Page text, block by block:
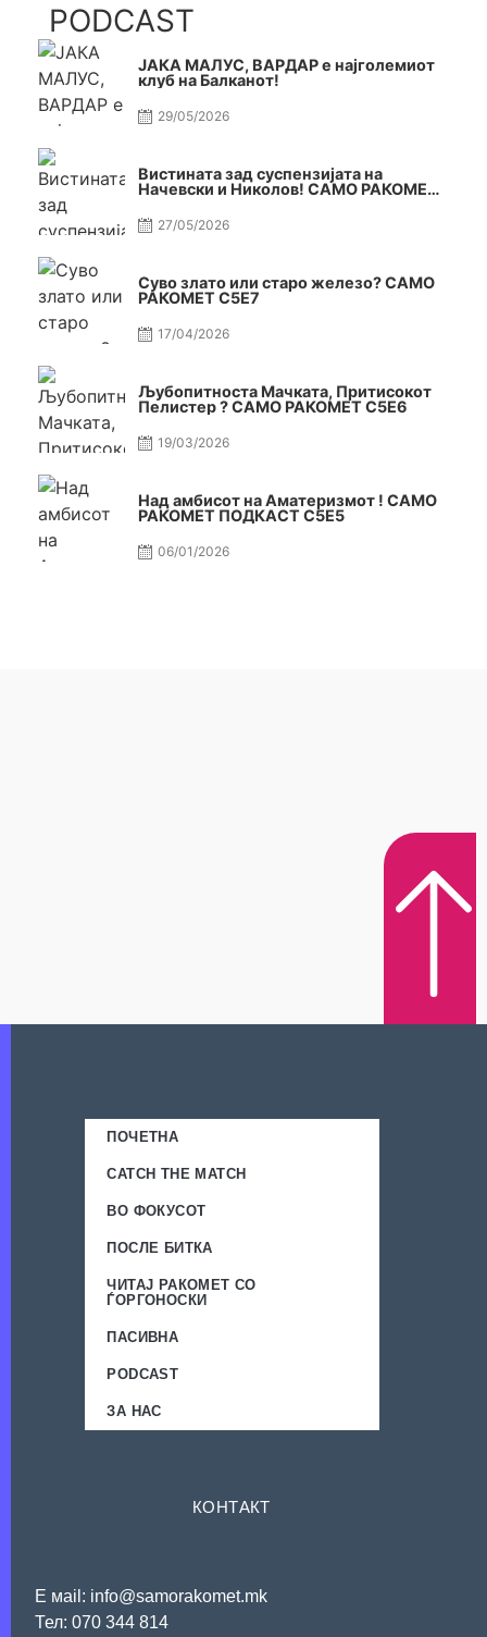
PODCAST
ЈАКА МАЛУС, ВАРДАР е најголемиот
клуб на Балканот!
29/05/2026
Вистината зад суспензијата на
Начевски и Николов! САМО РАКОМЕТ
27/05/2026
Суво злато или старо железо? САМО
РАКОМЕТ С5Е7
17/04/2026
Љубопитноста Мачката, Притисокот
Пелистер ? САМО РАКОМЕТ С5Е6
19/03/2026
Над амбисот на Аматеризмот ! САМО
РАКОМЕТ ПОДКАСТ С5E5
06/01/2026
ПОЧЕТНА
CATCH THE MATCH
ВО ФОКУСОТ
ПОСЛЕ БИТКА
ЧИТАЈ РАКОМЕТ СО
ЃОРГОНОСКИ
ПАСИВНА
PODCAST
ЗА НАС
КОНТАКТ
Е мail: info@samorakomet.mk
Тел: 070 344 814